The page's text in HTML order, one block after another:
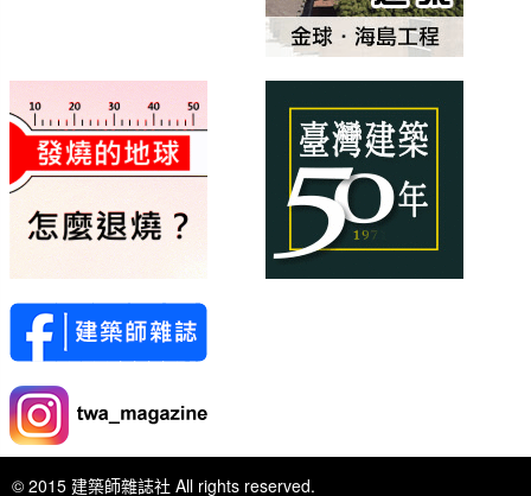
© 2015 建築師雜誌社 All rights reserved.